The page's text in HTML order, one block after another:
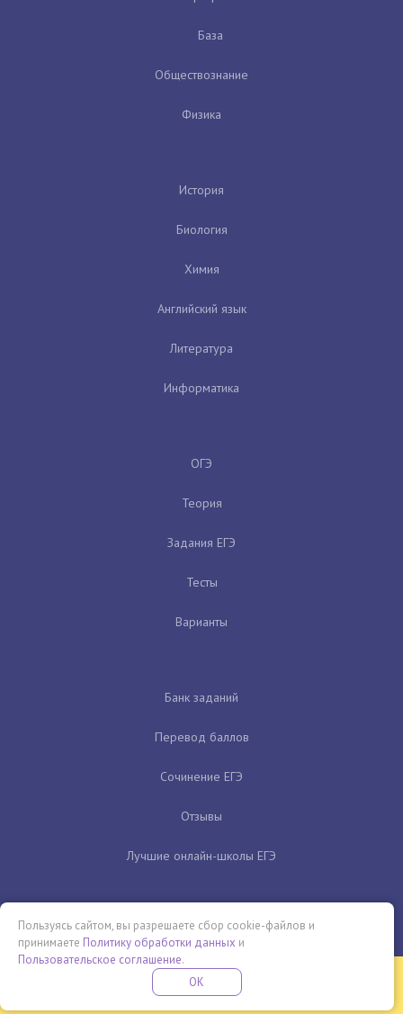
База
Обществознание
Физика
История
Биология
Химия
Английский язык
Литература
Информатика
ОГЭ
Теория
Задания ЕГЭ
Тесты
Варианты
Банк заданий
Перевод баллов
Сочинение ЕГЭ
Отзывы
Лучшие онлайн-школы ЕГЭ
Бесплатная летняя школа
ПРОВЕДИ ЭТО ЛЕТО С ПОЛЬЗОЙ
Пользуясь сайтом, вы разрешаете сбор cookie-файлов и
принимаете Политику обработки данных и
Пользовательское соглашение.
OK